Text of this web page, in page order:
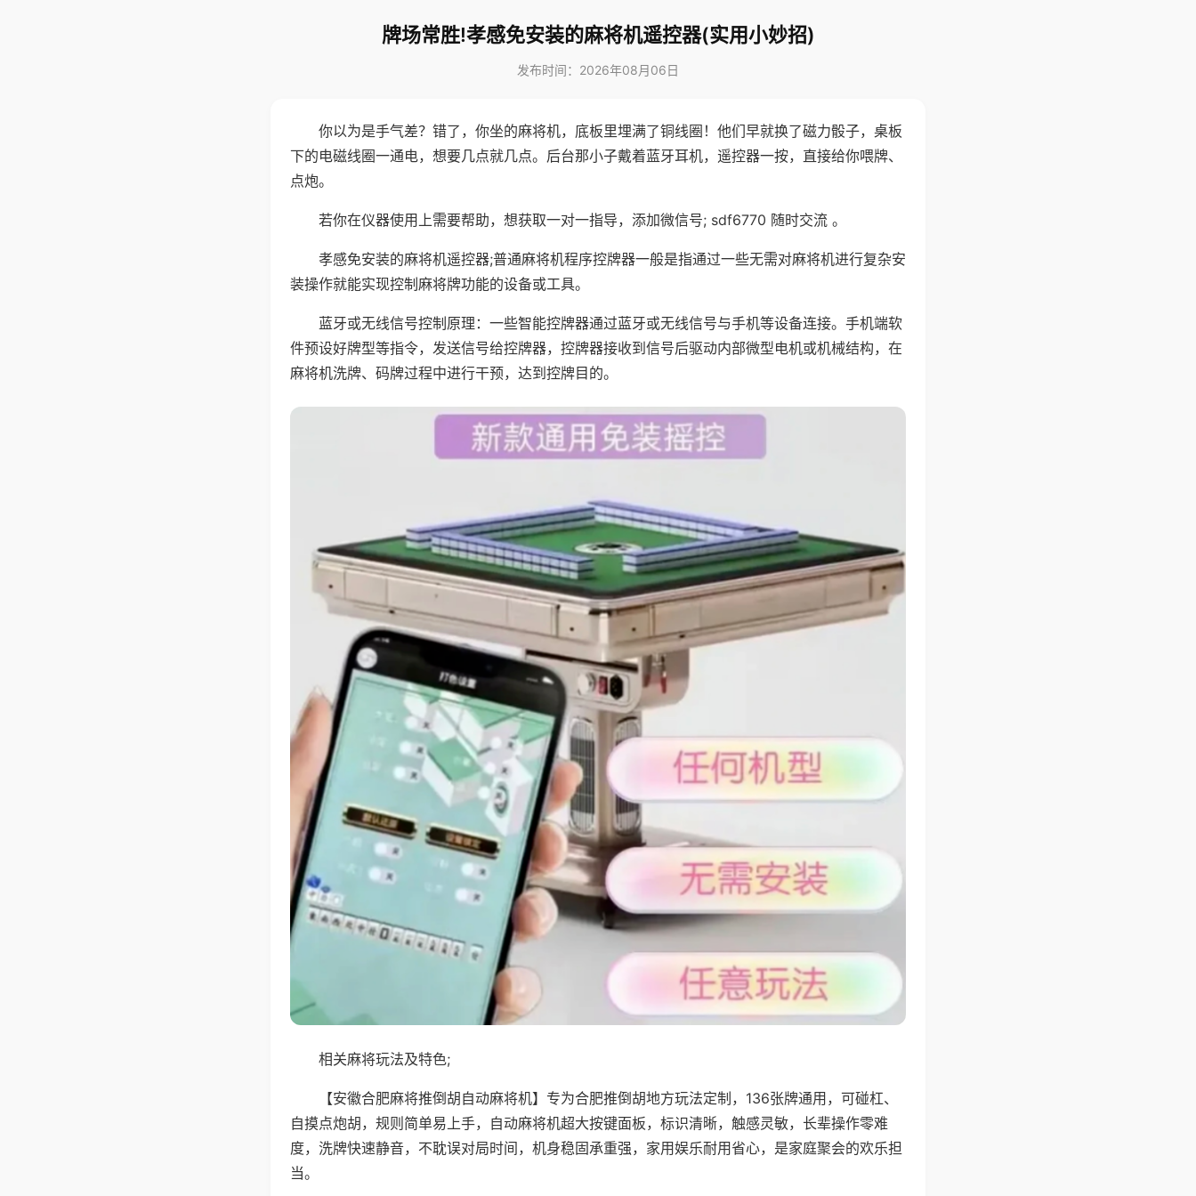
牌场常胜!孝感免安装的麻将机遥控器(实用小妙招)
发布时间：2026年08月06日
你以为是手气差？错了，你坐的麻将机，底板里埋满了铜线圈！他们早就换了磁力骰子，桌板
下的电磁线圈一通电，想要几点就几点。后台那小子戴着蓝牙耳机，遥控器一按，直接给你喂牌、
点炮。
若你在仪器使用上需要帮助，想获取一对一指导，添加微信号; sdf6770 随时交流 。
孝感免安装的麻将机遥控器;普通麻将机程序控牌器一般是指通过一些无需对麻将机进行复杂安
装操作就能实现控制麻将牌功能的设备或工具。
蓝牙或无线信号控制原理：一些智能控牌器通过蓝牙或无线信号与手机等设备连接。手机端软
件预设好牌型等指令，发送信号给控牌器，控牌器接收到信号后驱动内部微型电机或机械结构，在
麻将机洗牌、码牌过程中进行干预，达到控牌目的。
相关麻将玩法及特色;
【安徽合肥麻将推倒胡自动麻将机】专为合肥推倒胡地方玩法定制，136张牌通用，可碰杠、
自摸点炮胡，规则简单易上手，自动麻将机超大按键面板，标识清晰，触感灵敏，长辈操作零难
度，洗牌快速静音，不耽误对局时间，机身稳固承重强，家用娱乐耐用省心，是家庭聚会的欢乐担
当。